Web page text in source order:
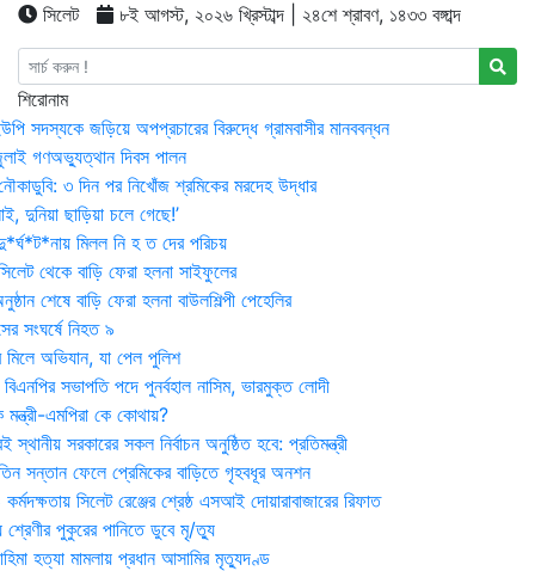
সিলেট ৮ই আগস্ট, ২০২৬ খ্রিস্টাব্দ | ২৪শে শ্রাবণ, ১৪৩৩ বঙ্গাব্দ
শিরোনাম
সদস্যকে জড়িয়ে অপপ্রচারের বিরুদ্ধে গ্রামবাসীর মানববন্ধন
গণঅভ্যুত্থান দিবস পালন
৩ দিন পর নিখোঁজ শ্রমিকের মরদেহ উদ্ধার
দুনিয়া ছাড়িয়া চলে গেছে!’
মিলল নি হ ত দের পরিচয়
থেকে বাড়ি ফেরা হলনা সাইফুলের
শেষে বাড়ি ফেরা হলনা বাউলশিল্পী পেহেলির
সংঘর্ষে নিহত ৯
মিলে অভিযান, যা পেল পুলিশ
সভাপতি পদে পুনর্বহাল নাসিম, ভারমুক্ত লোদী
মন্ত্রী-এমপিরা কে কোথায়?
সরকারের সকল নির্বাচন অনুষ্ঠিত হবে: প্রতিমন্ত্রী
সন্তান ফেলে প্রেমিকের বাড়িতে গৃহবধূর অনশন
সিলেট রেঞ্জের শ্রেষ্ঠ এসআই দোয়ারাবাজারের রিফাত
শ্রেণীর পুকুরের পানিতে ডুবে মৃ/ত্যু
হত্যা মামলায় প্রধান আসামির মৃত্যুদণ্ড